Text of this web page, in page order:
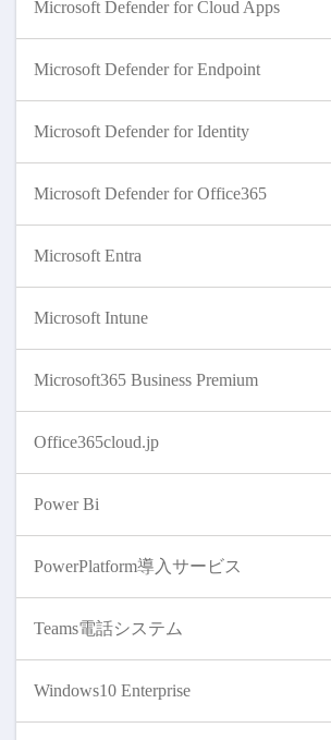
Microsoft Defender for Cloud Apps
Microsoft Defender for Endpoint
Microsoft Defender for Identity
Microsoft Defender for Office365
Microsoft Entra
Microsoft Intune
Microsoft365 Business Premium
Office365cloud.jp
Power Bi
PowerPlatform導入サービス
Teams電話システム
Windows10 Enterprise